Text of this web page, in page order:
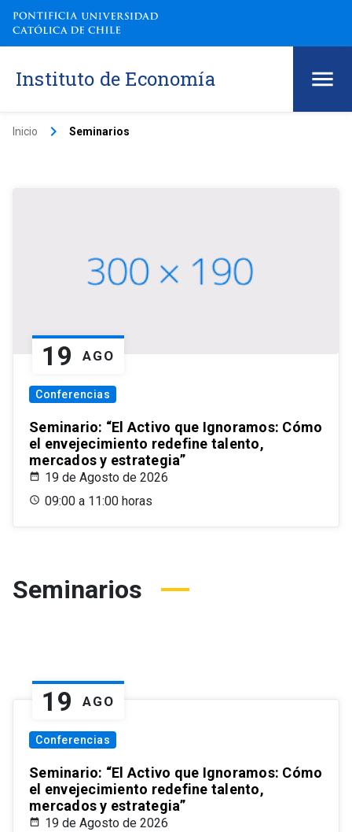
Instituto de Economía
Inicio keyboard_arrow_right Seminarios
19 AGO
Conferencias
Seminario: “El Activo que Ignoramos: Cómo
el envejecimiento redefine talento,
mercados y estrategia”
19 de Agosto de 2026
09:00 a 11:00 horas
Seminarios
19 AGO
Conferencias
Seminario: “El Activo que Ignoramos: Cómo
el envejecimiento redefine talento,
mercados y estrategia”
19 de Agosto de 2026